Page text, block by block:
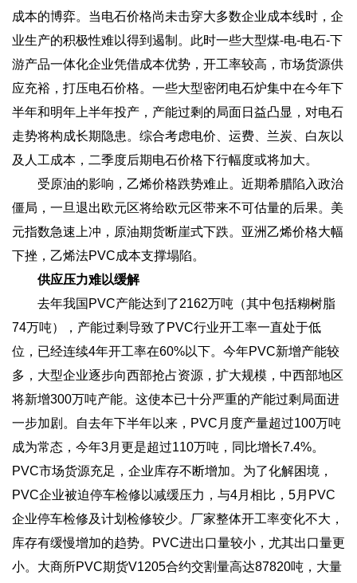
成本的博弈。当电石价格尚未击穿大多数企业成本线时，企
业生产的积极性难以得到遏制。此时一些大型煤-电-电石-下
游产品一体化企业凭借成本优势，开工率较高，市场货源供
应充裕，打压电石价格。一些大型密闭电石炉集中在今年下
半年和明年上半年投产，产能过剩的局面日益凸显，对电石
走势将构成长期隐患。综合考虑电价、运费、兰炭、白灰以
及人工成本，二季度后期电石价格下行幅度或将加大。
受原油的影响，乙烯价格跌势难止。近期希腊陷入政治
僵局，一旦退出欧元区将给欧元区带来不可估量的后果。美
元指数急速上冲，原油期货断崖式下跌。亚洲乙烯价格大幅
下挫，乙烯法PVC成本支撑塌陷。
供应压力难以缓解
去年我国PVC产能达到了2162万吨（其中包括糊树脂
74万吨），产能过剩导致了PVC行业开工率一直处于低
位，已经连续4年开工率在60%以下。今年PVC新增产能较
多，大型企业逐步向西部抢占资源，扩大规模，中西部地区
将新增300万吨产能。这使本已十分严重的产能过剩局面进
一步加剧。自去年下半年以来，PVC月度产量超过100万吨
成为常态，今年3月更是超过110万吨，同比增长7.4%。
PVC市场货源充足，企业库存不断增加。为了化解困境，
PVC企业被迫停车检修以减缓压力，与4月相比，5月PVC
企业停车检修及计划检修较少。厂家整体开工率变化不大，
库存有缓慢增加的趋势。PVC进出口量较小，尤其出口量更
小。大商所PVC期货V1205合约交割量高达87820吨，大量